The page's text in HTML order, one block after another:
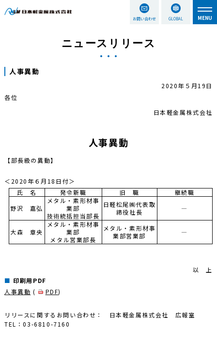
お問い合わせ GLOBAL
ニュースリリース
人事異動
2020年５月19日
各位
日本軽金属株式会社
人事異動
【部長級の異動】
＜2020年６月18日付＞
氏 名
発令新職 旧 職
継続職
野沢 嘉弘
メタル・素形材事
業部
技術統括担当部長
日軽松尾㈱代表取
締役社長
―
大森 章央
メタル・素形材事
業部
メタル営業部長
メタル・素形材事
業部営業部
―
以 上
印刷用PDF
人事異動 ( PDF)
リリースに関するお問い合わせ： 日本軽金属株式会社 広報室
TEL：03-6810-7160